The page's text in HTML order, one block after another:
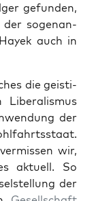
gefun­den,
der soge­nan­
auch in
die geisti­
Lib­er­al­is­mus
der
wir,
aktuell. So
der